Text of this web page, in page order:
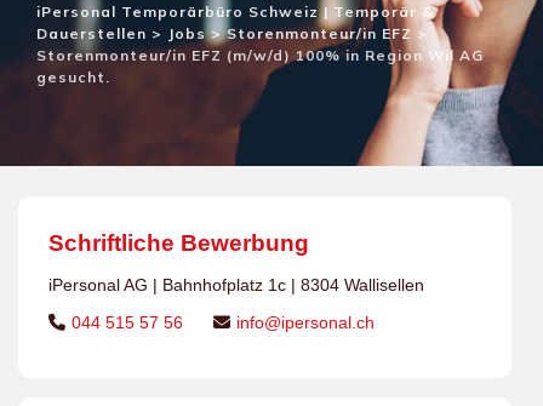
iPersonal Temporärbüro Schweiz | Temporär &
Dauerstellen > Jobs>Storenmonteur/in EFZ >
Storenmonteur/in EFZ (m/w/d) 100% in Region Wil AG
gesucht.
Schriftliche Bewerbung
iPersonal AG | Bahnhofplatz 1c | 8304 Wallisellen
044 515 57 56
info@ipersonal.ch